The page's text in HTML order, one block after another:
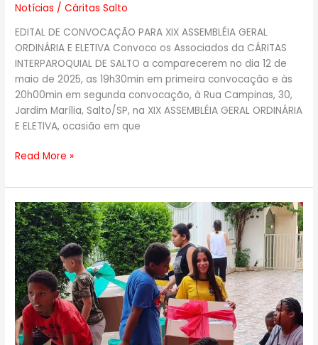
Notícias /Cáritas Salto
EDITAL DE CONVOCAÇÃO PARA XIX ASSEMBLÉIA GERAL
ORDINÁRIA E ELETIVA Convoco os Associados da CÁRITAS
INTERPAROQUIAL DE SALTO a comparecerem no dia 12 de
maio de 2025, as 19h30min em primeira convocação e às
20h00min em segunda convocação, à Rua Campinas, 30,
Jardim Marília, Salto/SP, na XIX ASSEMBLÉIA GERAL ORDINÁRIA
E ELETIVA, ocasião em que
Read More »
Feliz
Natal